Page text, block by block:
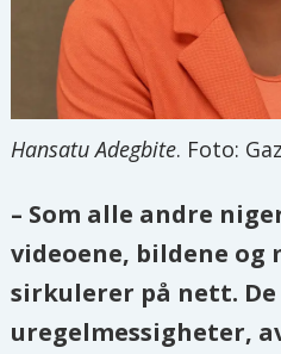
Hansatu Adegbite. Foto:
– Som alle andre
videoene, bildene og
sirkulerer på nett. De
uregelmessigheter,